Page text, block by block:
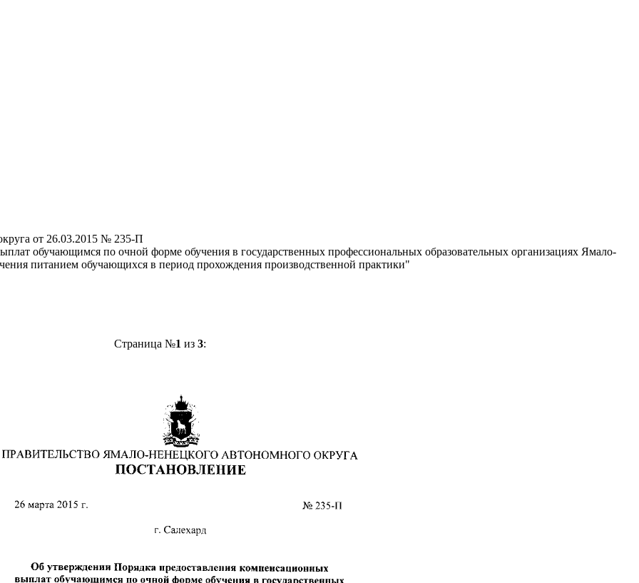
от 26.03.2015 № 235-П
обучающимся по очной форме обучения в государственных профессиональных образовательных организациях Ямало-
питанием обучающихся в период прохождения производственной практики"
Страница №1 из 3: